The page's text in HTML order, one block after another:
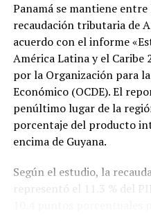
Panamá se mantiene
recaudación tributaria de
acuerdo con el informe
América Latina y el Caribe
por la Organización para
Económico (OCDE). El
penúltimo lugar de la
porcentaje del producto
encima de Guyana.
Según el estudio, la
representó el 11.3 % del